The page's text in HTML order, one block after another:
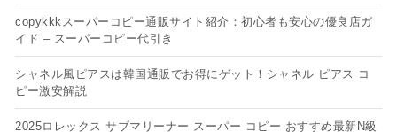
copykkkスーパーコピー通販サイト紹介：初心者も安心の優良店ガ
イド – スーパーコピー代引き
シャネル風ピアスは韓国通販でお得にゲット！シャネル ピアス コ
ピー​激安解説
2025ロレックス サブマリーナー スーパー コピー おすすめ最新N級